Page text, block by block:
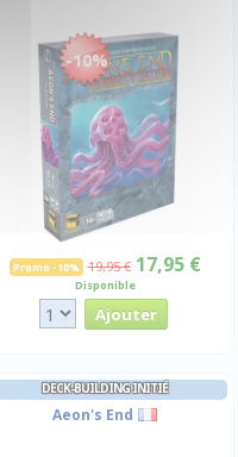
-10%
Promo -10% 19,95 € 17,95 €
Disponible
DECK-BUILDING INITIÉ
Aeon's End